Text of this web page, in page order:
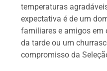
temperaturas
expectativa é de um
familiares e amigos em
da tarde ou um
compromisso da